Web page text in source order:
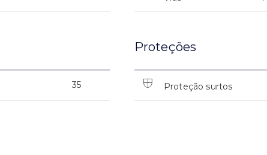
35
Proteções
Proteção surtos